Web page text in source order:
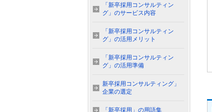
「新卒採用コンサルティン
グ」のサービス内容
「新卒採用コンサルティン
グ」の活用メリット
「新卒採用コンサルティン
グ」の活用準備
新卒採用コンサルティング」
企業の選定
「新卒採用」の用語集